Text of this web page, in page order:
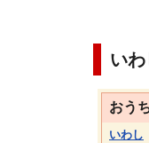
いわ
おう
いわし